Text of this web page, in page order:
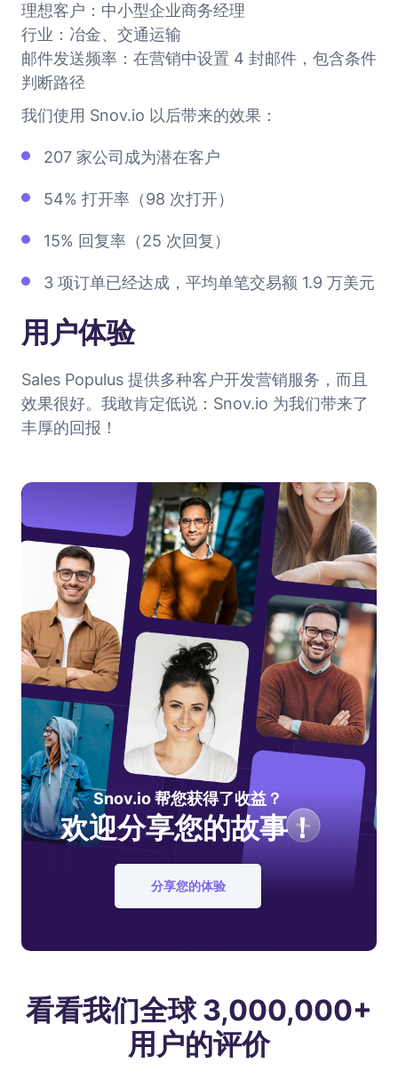
理想客户：中小型企业商务经理
行业：冶金、交通运输
邮件发送频率：在营销中设置 4 封邮件，包含条件
判断路径
我们使用 Snov.io 以后带来的效果：
207 家公司成为潜在客户
54% 打开率（98 次打开）
15% 回复率（25 次回复）
3 项订单已经达成，平均单笔交易额 1.9 万美元
用户体验
Sales Populus 提供多种客户开发营销服务，而且
效果很好。我敢肯定低说：Snov.io 为我们带来了
丰厚的回报！
Snov.io 帮您获得了收益？
欢迎分享您的故事！
分享您的体验
看看我们全球 3,000,000+
用户的评价